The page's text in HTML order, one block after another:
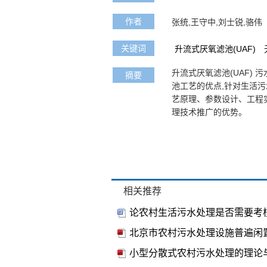
作者 张统,王守中,刘士锐,骆伟
关键词 升流式厌氧滤池(UAF)
摘要
升流式厌氧滤池(UAF) 污
池工艺的优点,针对生活
艺原理、参数设计、工
理技术推广的优势。
相关推荐
论农村生活污水处理是否需要考
北京市农村污水处理设施普遍
小型分散式农村污水处理的理论